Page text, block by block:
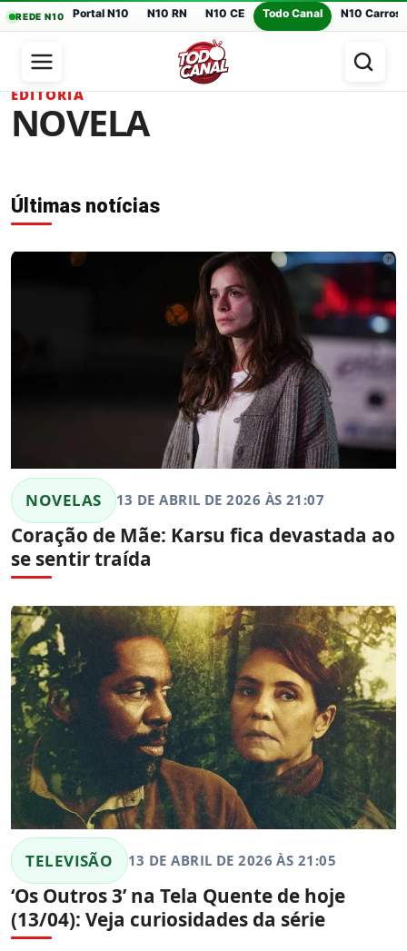
REDE N10 Portal N10 N10 RN N10 CE Todo Canal N10 Carros
EDITORIA
NOVELA
Últimas notícias
NOVELAS 13 DE ABRIL DE 2026 ÀS 21:07
Coração de Mãe: Karsu fica devastada ao
se sentir traída
TELEVISÃO 13 DE ABRIL DE 2026 ÀS 21:05
‘Os Outros 3’ na Tela Quente de hoje
(13/04): Veja curiosidades da série